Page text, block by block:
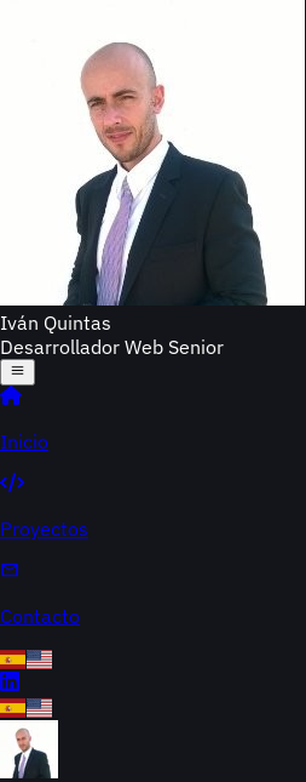
Iván Quintas
Desarrollador Web Senior
Inicio
Proyectos
Contacto